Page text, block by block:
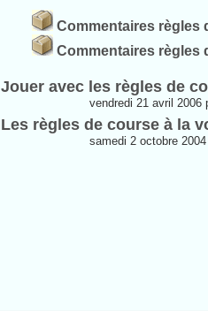
Commentaires règles
Commentaires règles
Jouer avec les règles de
vendredi 21 avril 2006
Les règles de course à la
samedi 2 octobre